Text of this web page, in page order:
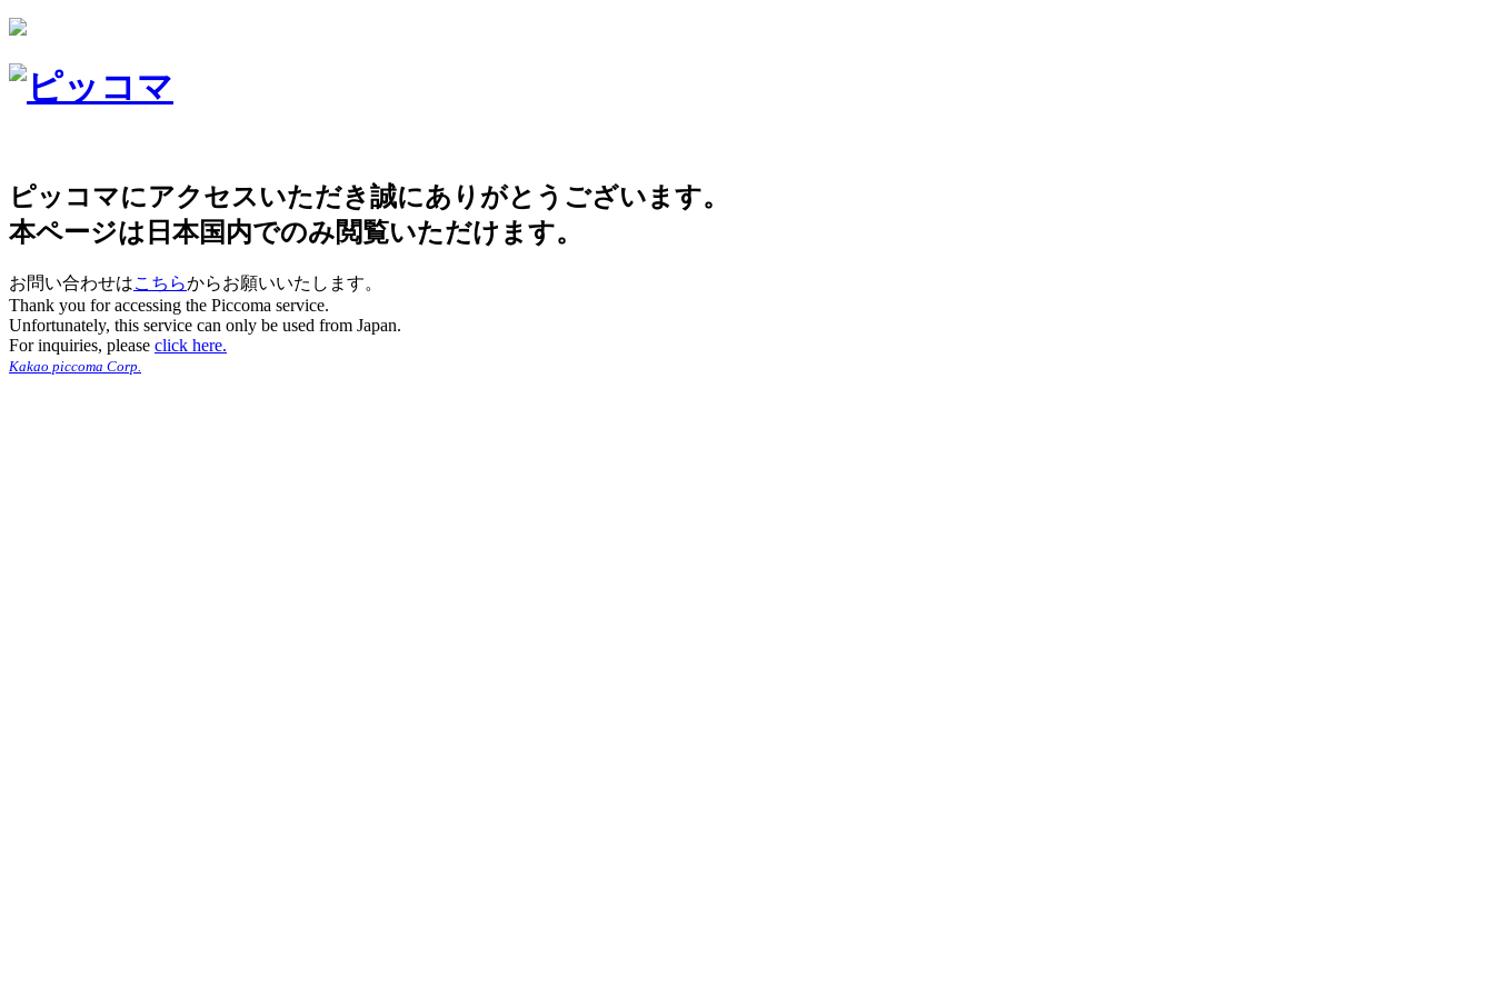
ピッコマにアクセスいただき誠にありがとうございます。
本ページは日本国内でのみ閲覧いただけます。
お問い合わせはこちらからお願いいたします。
Thank you for accessing the Piccoma service.
Unfortunately, this service can only be used from Japan.
For inquiries, please click here.
Kakao piccoma Corp.